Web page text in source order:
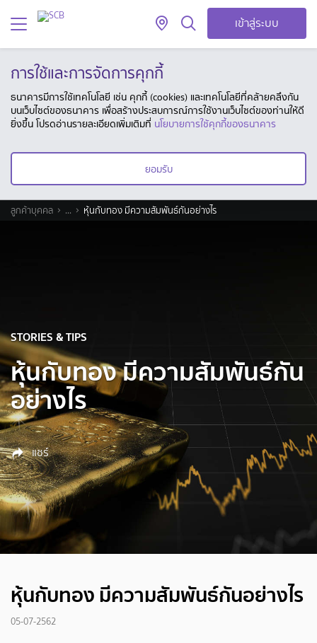
เข้าสู่ระบบ
การใช้และการจัดการคุกกี้
ธนาคารมีการใช้เทคโนโลยี เช่น คุกกี้ (cookies) และเทคโนโลยีที่คล้ายคลึงกัน
บนเว็บไซต์ของธนาคาร เพื่อสร้างประสบการณ์การใช้งานเว็บไซต์ของท่านให้ดี
ยิ่งขึ้น โปรดอ่านรายละเอียดเพิ่มเติมที่ นโยบายการใช้คุกกี้ของธนาคาร
ยอมรับ
ลูกค้าบุคคล ... หุ้นกับทอง มีความสัมพันธ์กันอย่างไร
STORIES & TIPS
หุ้นกับทอง มีความสัมพันธ์กัน
อย่างไร
แชร์
หุ้นกับทอง มีความสัมพันธ์กันอย่างไร
05-07-2562